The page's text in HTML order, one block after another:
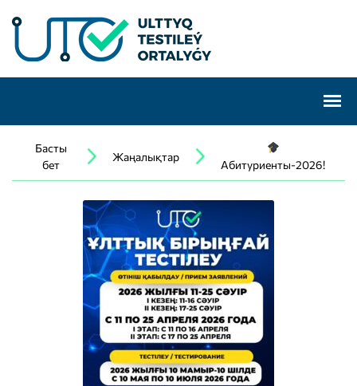
Басты
бет
Жаңалықтар
Абитуриенты-2026!